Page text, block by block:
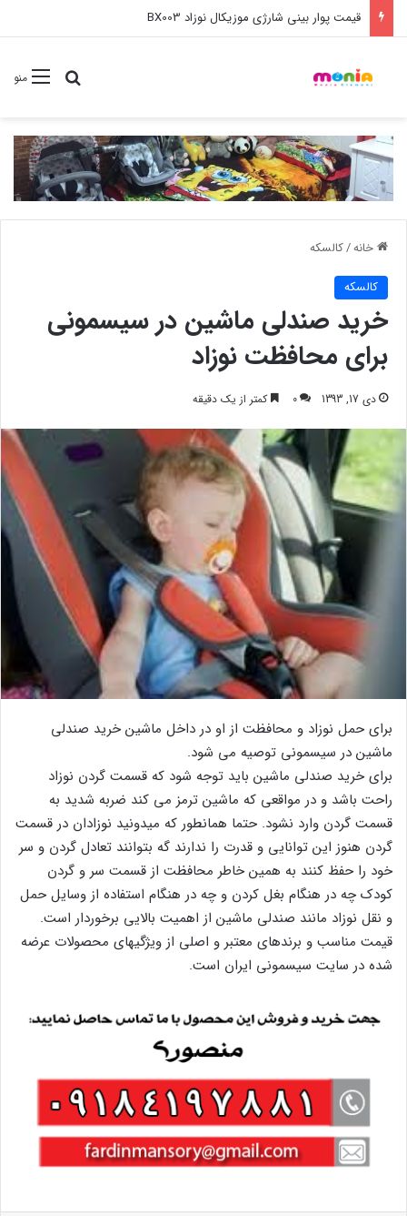
خرید عمده ست مانیکور نوزاد خارجی
منوجستجو
خانه/کالسکه
کالسکه
خرید صندلی ماشین در سیسمونی
برای محافظت نوزاد
دی 17, 1393 0 کمتر از یک دقیقه
برای حمل نوزاد و محافظت از او در داخل ماشین خرید صندلی
ماشین در سیسمونی توصیه می شود.
برای خرید صندلی ماشین باید توجه شود که قسمت گردن نوزاد
راحت باشد و در مواقعی که ماشین ترمز می کند ضربه شدید به
قسمت گردن وارد نشود. حتما همانطور که میدونید نوزادان در قسمت
گردن هنوز این توانایی و قدرت را ندارند گه بتوانند تعادل گردن و سر
خود را حفظ کنند به همین خاطر محافظت از قسمت سر و گردن
کودک چه در هنگام بغل کردن و چه در هنگام استفاده از وسایل حمل
و نقل نوزاد مانند صندلی ماشین از اهمیت بالایی برخوردار است.
قیمت مناسب و برندهای معتبر و اصلی از ویژگیهای محصولات عرضه
شده در سایت سیسمونی ایران است.